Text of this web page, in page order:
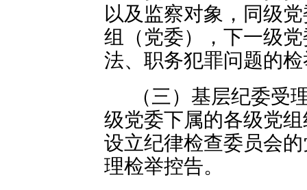
以及监察对象，同级
组（党委），下一级
法、职务犯罪问题的
（三）基层纪委受
级党委下属的各级党
设立纪律检查委员会
理检举控告。